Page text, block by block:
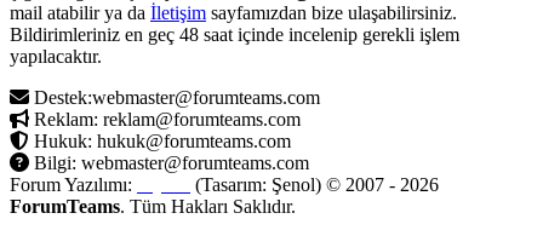
mail atabilir ya da İletişim sayfamızdan bize ulaşabilirsiniz.
Bildirimleriniz en geç 48 saat içinde incelenip gerekli işlem
yapılacaktır.
Destek:webmaster@forumteams.com
Reklam: reklam@forumteams.com
Hukuk: hukuk@forumteams.com
Bilgi: webmaster@forumteams.com
Forum Yazılımı:
(Tasarım: Şenol) © 2007 - 2026
ForumTeams. Tüm Hakları Saklıdır.